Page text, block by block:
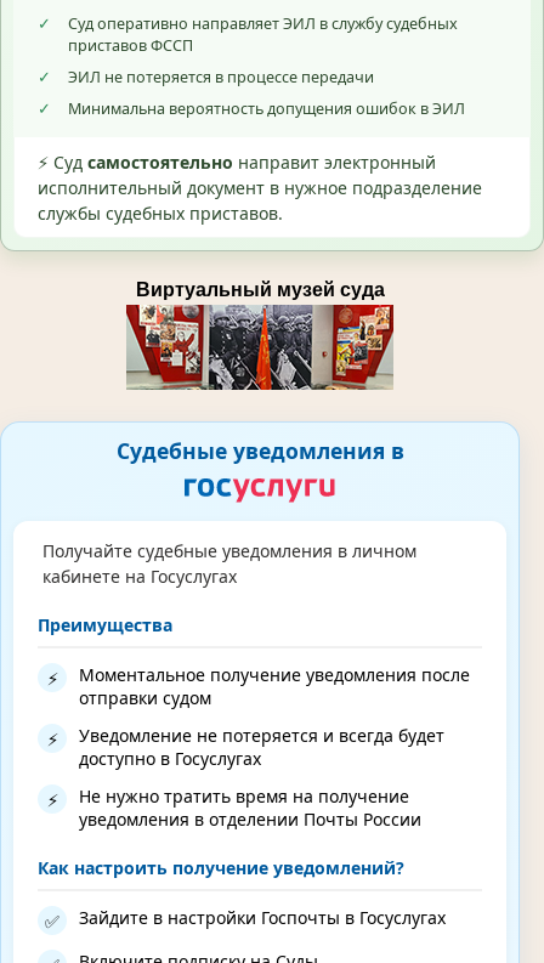
✓
Суд оперативно направляет ЭИЛ в службу судебных
приставов ФССП
✓
ЭИЛ не потеряется в процессе передачи
✓
Минимальна вероятность допущения ошибок в ЭИЛ
⚡ Суд самостоятельно направит электронный
исполнительный документ в нужное подразделение
службы судебных приставов.
Виртуальный музей суда
Судебные уведомления в
Получайте судебные уведомления в личном
кабинете на Госуслугах
Преимущества
⚡
Моментальное получение уведомления после
отправки судом
⚡
Уведомление не потеряется и всегда будет
доступно в Госуслугах
⚡
Не нужно тратить время на получение
уведомления в отделении Почты России
Как настроить получение уведомлений?
✅ Зайдите в настройки Госпочты в Госуслугах